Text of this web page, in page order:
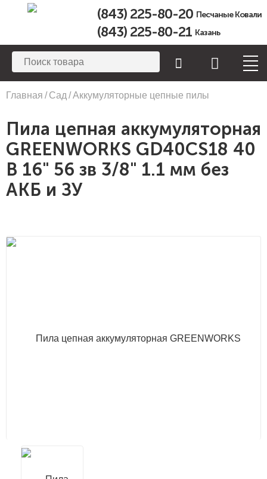
(843) 225-80-20 Песчаные Ковали
(843) 225-80-21 Казань
Вы здесь
Главная / Сад /Аккумуляторные цепные пилы
Пила цепная аккумуляторная
GREENWORKS GD40CS18 40
В 16" 56 зв 3/8" 1.1 мм без
АКБ и ЗУ